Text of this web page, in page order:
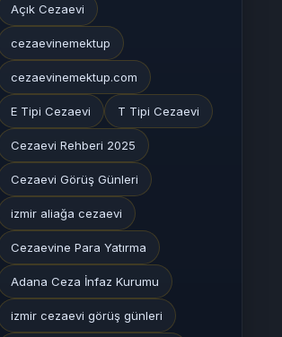
Açık Cezaevi
cezaevinemektup
cezaevinemektup.com
E Tipi Cezaevi T Tipi Cezaevi
Cezaevi Rehberi 2025
Cezaevi Görüş Günleri
izmir aliağa cezaevi
Cezaevine Para Yatırma
Adana Ceza İnfaz Kurumu
izmir cezaevi görüş günleri